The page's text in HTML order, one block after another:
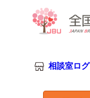
相談室ロ